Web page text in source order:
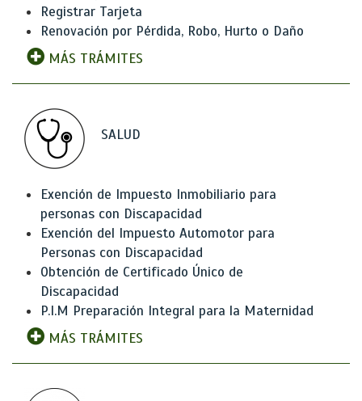
Registrar Tarjeta
Renovación por Pérdida, Robo, Hurto o Daño
MÁS TRÁMITES
SALUD
Exención de Impuesto Inmobiliario para
personas con Discapacidad
Exención del Impuesto Automotor para
Personas con Discapacidad
Obtención de Certificado Único de
Discapacidad
P.I.M Preparación Integral para la Maternidad
MÁS TRÁMITES